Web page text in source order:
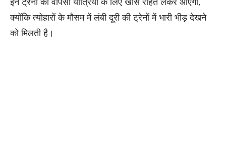
क्योंकि त्योहारों के मौसम में लंबी दूरी की ट्रेनों में भारी भीड़ देखने
को मिलती है।